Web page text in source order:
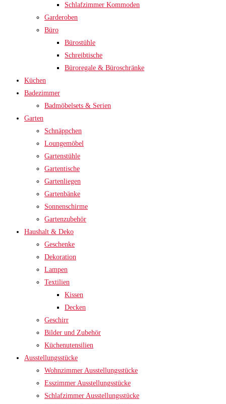
Schlafzimmer Kommoden
Garderoben
Büro
Bürostühle
Schreibtische
Büroregale & Büroschränke
Küchen
Badezimmer
Badmöbelsets & Serien
Garten
Schnäppchen
Loungemöbel
Gartenstühle
Gartentische
Gartenliegen
Gartenbänke
Sonnenschirme
Gartenzubehör
Haushalt & Deko
Geschenke
Dekoration
Lampen
Textilien
Kissen
Decken
Geschirr
Bilder und Zubehör
Küchenutensilien
Ausstellungsstücke
Wohnzimmer Ausstellungsstücke
Esszimmer Ausstellungsstücke
Schlafzimmer Ausstellungsstücke